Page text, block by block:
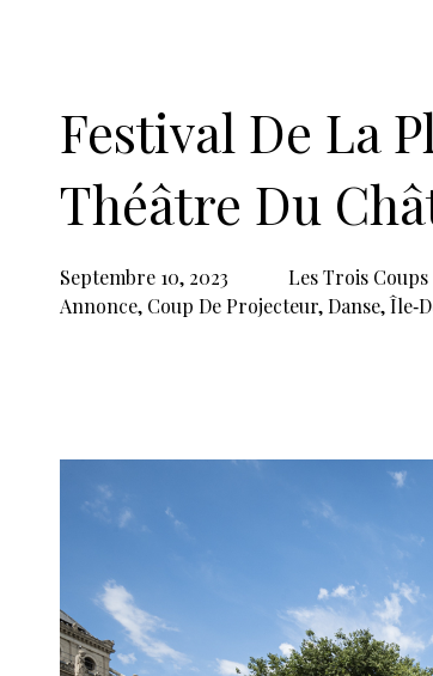
temps forts comme le Printemps
explorerons bien sûr plusieurs
Lorène de Bonnay
Le Festival de la Place
Réservations : 01 42 74 22 77